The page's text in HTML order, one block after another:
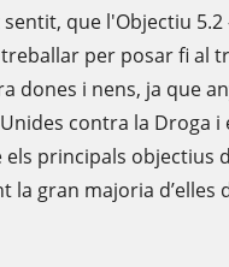
que l'Objectiu 5.2
per posar fi al
dones i nens, ja que
contra la Droga
els principals objectius
la gran majoria